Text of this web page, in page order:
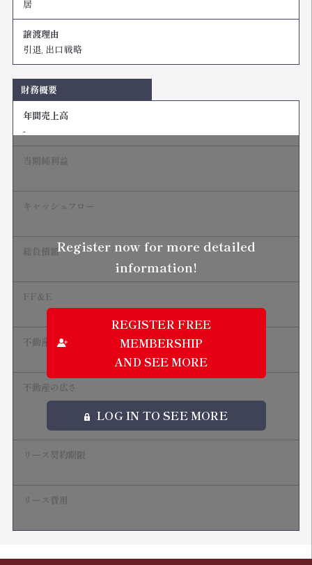
居
譲渡理由
引退, 出口戦略
財務概要
年間売上高
-
当期純利益
キャッシュフロー
総負債額
FF&E
NDA締結後開示
不動産
不動産の広さ
リース契約期限
リース費用
Register now for more detailed
information!
REGISTER FREE
MEMBERSHIP
AND SEE MORE
LOG IN TO SEE MORE